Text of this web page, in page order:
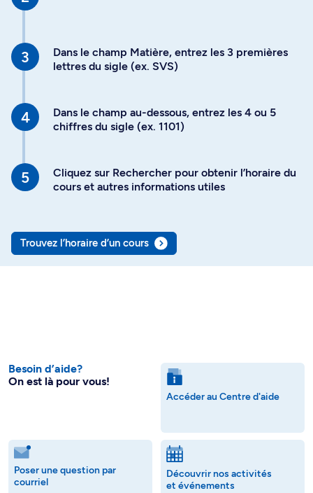
Dans le champ Matière, entrez les 3 premières
lettres du sigle (ex. SVS)
Dans le champ au-dessous, entrez les 4 ou 5
chiffres du sigle (ex. 1101)
Cliquez sur Rechercher pour obtenir l’horaire du
cours et autres informations utiles
Trouvez l’horaire d’un cours
Besoin d’aide?
On est là pour vous!
Accéder au Centre d'aide
Poser une question par
courriel
Découvrir nos activités
et événements